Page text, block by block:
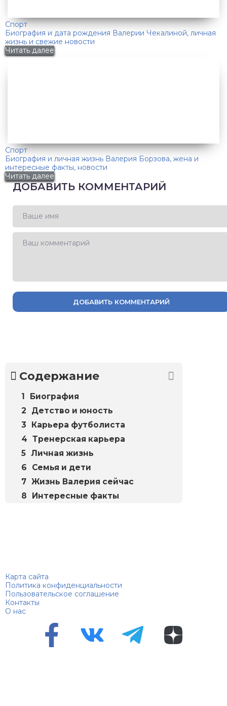
Спорт
Биография и дата рождения Валерии Чекалиной, личная
жизнь и свежие новости
Читать далее
Спорт
Биография и личная жизнь Валерия Борзова, жена и
интересные факты, новости
Читать далее
ДОБАВИТЬ КОММЕНТАРИЙ
ДОБАВИТЬ КОММЕНТАРИЙ
Содержание
Биография
Детство и юность
Карьера футболиста
Тренерская карьера
Личная жизнь
Семья и дети
Жизнь Валерия сейчас
Интересные факты
Карта сайта
Политика конфиденциальности
Пользовательское соглашение
Контакты
О нас